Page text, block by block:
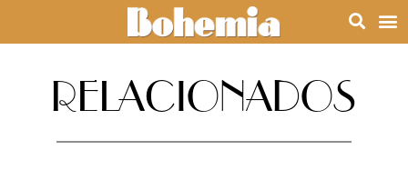
RELACIONADOS